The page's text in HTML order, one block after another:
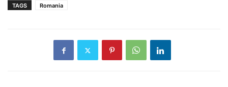
TAGS Romania